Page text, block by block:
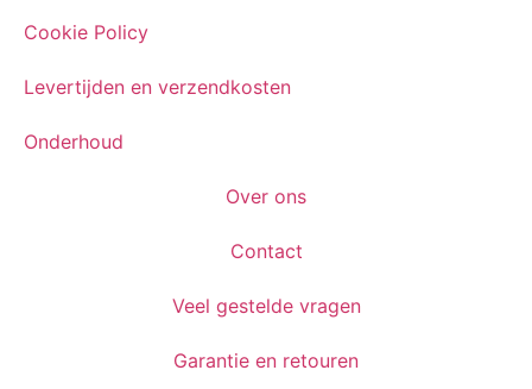
Cookie Policy
Levertijden en verzendkosten
Onderhoud
Over ons
Contact
Veel gestelde vragen
Garantie en retouren